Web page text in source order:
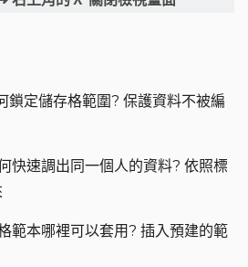
定儲存格範圍? 保護資料不被編
速調出同一個人的資料? 依照標
本哪裡可以套用? 插入預建的範